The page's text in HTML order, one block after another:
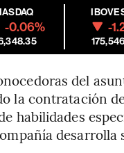
-0.06% -
del
la contratación
habilidades
desarrolla